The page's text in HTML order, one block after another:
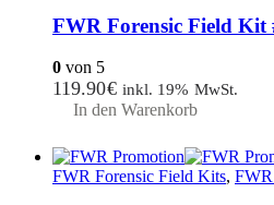
FWR Forensic Field Kit
0 von 5
119.90€ inkl. 19% MwSt.
In den Warenkorb
FWR Forensic Field Kits, FWR